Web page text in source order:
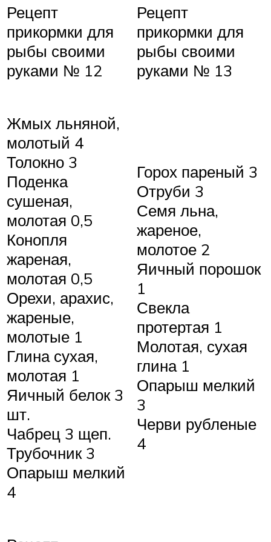
Рецепт
прикормки для
рыбы своими
руками № 12
Рецепт
прикормки для
рыбы своими
руками № 13
Жмых льняной,
молотый 4
Толокно 3
Поденка
сушеная,
молотая 0,5
Конопля
жареная,
молотая 0,5
Орехи, арахис,
жареные,
молотые 1
Глина сухая,
молотая 1
Яичный белок 3
шт.
Чабрец 3 щеп.
Трубочник 3
Опарыш мелкий
4
Горох пареный 3
Отруби 3
Семя льна,
жареное,
молотое 2
Яичный порошок
1
Свекла
протертая 1
Молотая, сухая
глина 1
Опарыш мелкий
3
Черви рубленые
4